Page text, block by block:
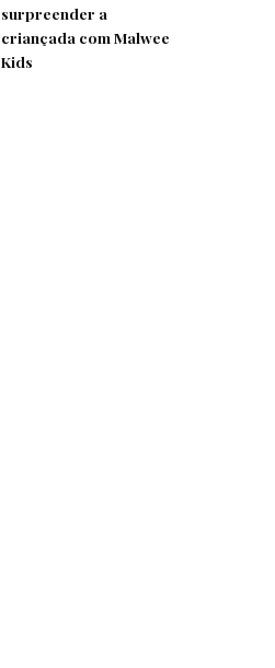
surpreender a
criançada com Malwee
Kids